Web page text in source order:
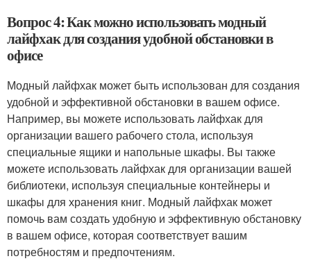
Вопрос 4: Как можно использовать модный
лайфхак для создания удобной обстановки в
офисе
Модный лайфхак может быть использован для создания
удобной и эффективной обстановки в вашем офисе.
Например, вы можете использовать лайфхак для
организации вашего рабочего стола, используя
специальные ящики и напольные шкафы. Вы также
можете использовать лайфхак для организации вашей
библиотеки, используя специальные контейнеры и
шкафы для хранения книг. Модный лайфхак может
помочь вам создать удобную и эффективную обстановку
в вашем офисе, которая соответствует вашим
потребностям и предпочтениям.